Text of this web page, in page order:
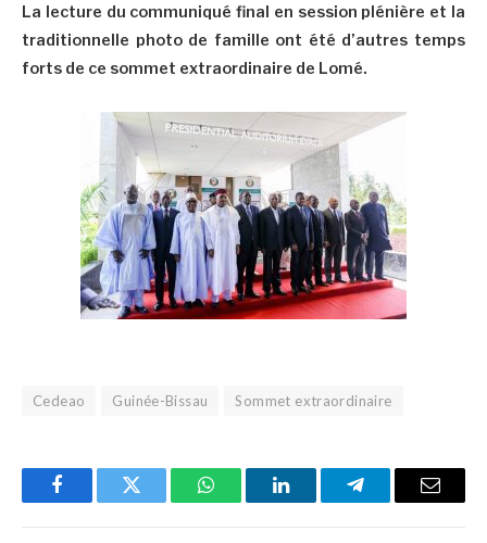
La lecture du communiqué final en session plénière et la
traditionnelle photo de famille ont été d’autres temps
forts de ce sommet extraordinaire de Lomé.
Cedeao Guinée-Bissau Sommet extraordinaire
FacebookTwitter WhatsAppLinkedInTelegramEmail